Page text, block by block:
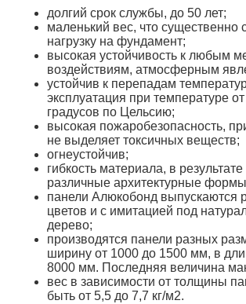
долгий срок службы, до 50 лет;
маленький вес, что существенно
нагрузку на фундамент;
высокая устойчивость к любым
воздействиям, атмосферным
устойчив к перепадам
эксплуатация при температуре
градусов по Цельсию;
высокая пожаробезопасность,
не выделяет токсичных веществ;
огнеустойчив;
гибкость материала, в
различные архитектурные
панели Алюкобонд выпускаются
цветов и с имитацией под
дерево;
производятся панели разных
ширину от 1000 до 1500 мм, в
8000 мм. Последняя величина
вес в зависимости от толщины
быть от 5,5 до 7,7 кг/м2.